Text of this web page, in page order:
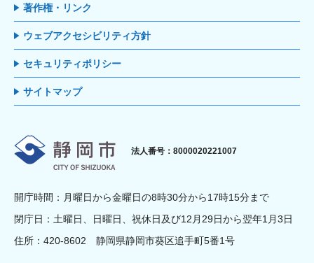
著作権・リンク
ウェブアクセシビリティ方針
セキュリティポリシー
サイトマップ
静岡市
法人番号：8000020221007
開庁時間：月曜日から金曜日の8時30分から17時15分まで
閉庁日：土曜日、日曜日、祝休日及び12月29日から翌年1月3日
住所：420-8602 静岡県静岡市葵区追手町5番1号